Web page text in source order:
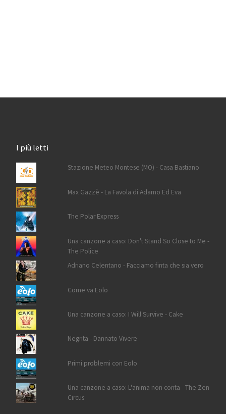
I più letti
Stazione Meteo Montese (MO) - Casa Bastiano
Max Gazzè - La Favola di Adamo Ed Eva
The Polar Express
Una canzone a caso: Don't Stand So Close to Me -
The Police
Adriano Celentano - Facciamo finta che sia vero
Come va Eolo
Una canzone a caso: I Will Survive - Cake
Negrita - Dannato Vivere
Primi problemi con Eolo
Una canzone a caso: L'anima non conta - The Zen
Circus